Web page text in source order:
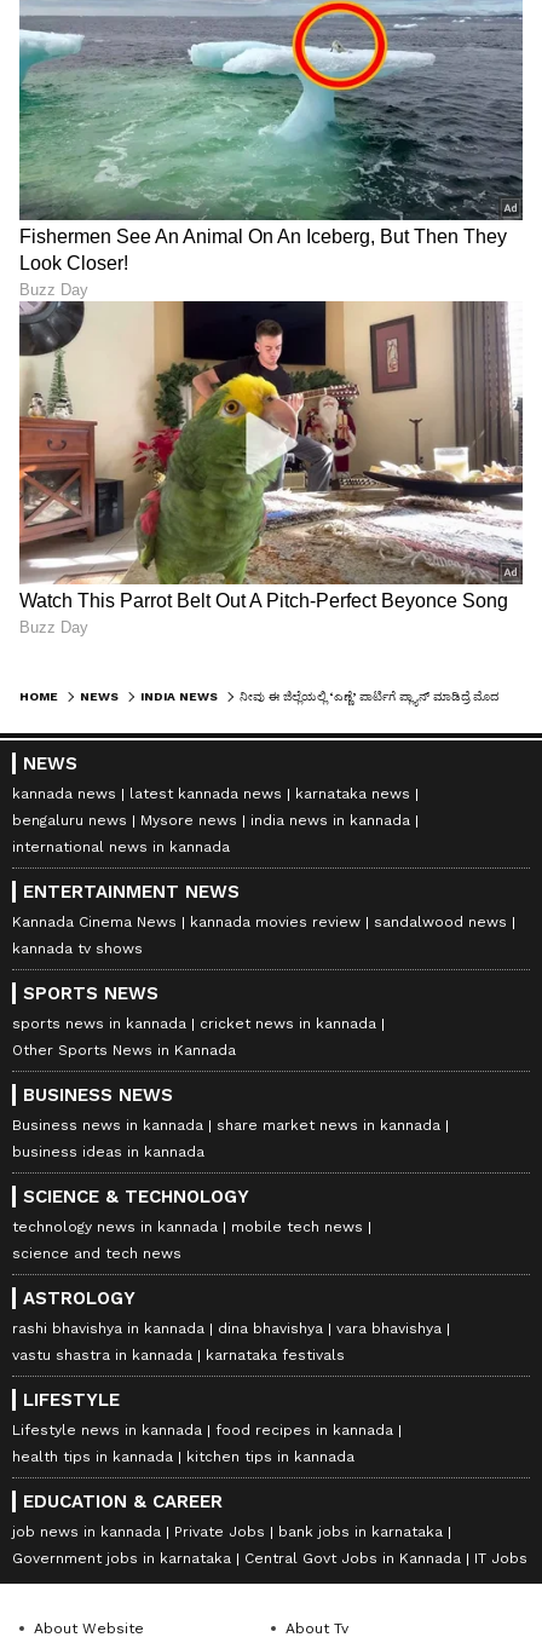
HOME NEWS INDIA NEWS
NEWS
kannada news latest kannada news
karnataka news
bengaluru news
Mysore news
india news in kannada
international news in kannada
ENTERTAINMENT NEWS
Kannada Cinema News kannada movies review
sandalwood news
kannada tv shows
SPORTS NEWS
sports news in kannada
cricket news in kannada
Other Sports News in Kannada
BUSINESS NEWS
Business news in kannada
share market news in kannada
business ideas in kannada
SCIENCE & TECHNOLOGY
technology news in kannada
mobile tech news
science and tech news
ASTROLOGY
rashi bhavishya in kannada dina bhavishya
vara bhavishya
vastu shastra in kannada
karnataka festivals
LIFESTYLE
Lifestyle news in kannada
food recipes in kannada
health tips in kannada
kitchen tips in kannada
EDUCATION & CAREER
job news in kannada Private Jobs
bank jobs in karnataka
Government jobs in karnataka
Central Govt Jobs in Kannada IT Jobs
About Website About Tv